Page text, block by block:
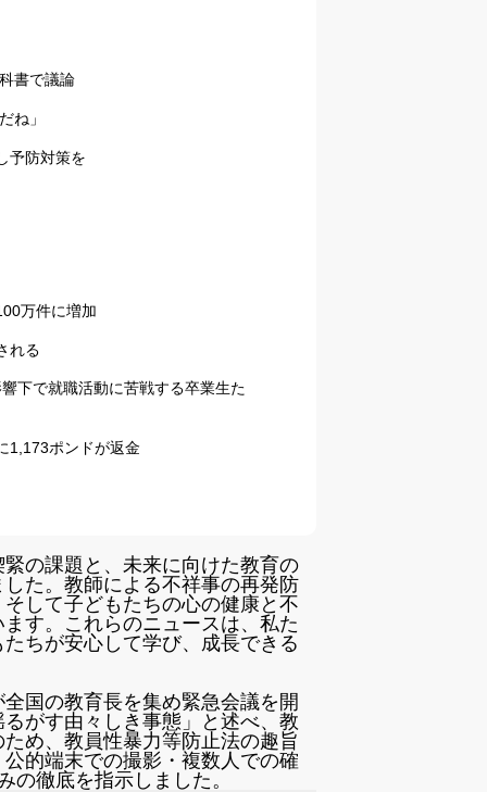
書で議論
ね」
予防対策を
万件に増加
れる
下で就職活動に苦戦する卒業生た
1,173ポンドが返金
の課題と、未来に向けた教育の
た。教師による不祥事の再発防
して子どもたちの心の健康と不
す。これらのニュースは、私た
ちが安心して学び、成長できる
国の教育長を集め緊急会議を開
がす由々しき事態」と述べ、教
め、教員性暴力等防止法の趣旨
的端末での撮影・複数人での確
の徹底を指示しました。